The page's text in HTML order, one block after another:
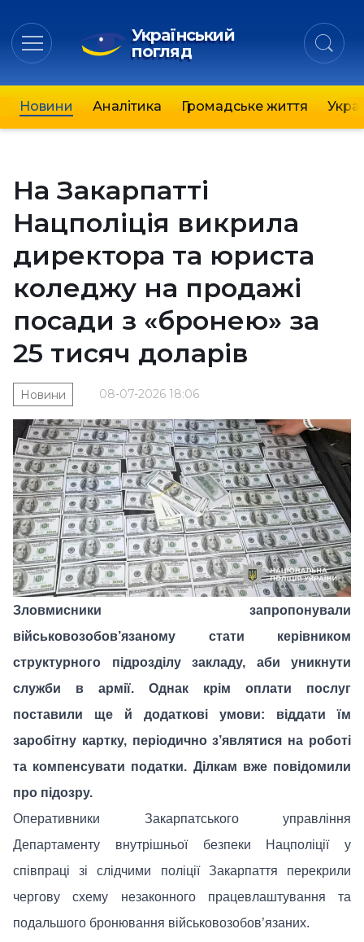
Український
погляд
Новини Аналітика Громадське життя
На Закарпатті
Нацполіція викрила
директора та юриста
коледжу на продажі
посади з «бронею» за
25 тисяч доларів
08-07-2026 18:06
Новини
Зловмисники запропонували
військовозобов’язаному стати керівником
структурного підрозділу закладу, аби уникнути
служби в армії. Однак крім оплати послуг
поставили ще й додаткові умови: віддати їм
заробітну картку, періодично з’являтися на роботі
та компенсувати податки. Ділкам вже повідомили
про підозру.
Оперативники Закарпатського управління
Департаменту внутрішньої безпеки Нацполіції у
співпраці зі слідчими поліції Закарпаття перекрили
чергову схему незаконного працевлаштування та
подальшого бронювання військовозобов’язаних.